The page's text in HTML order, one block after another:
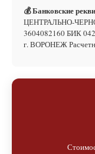
💰 Банковские
ЦЕНТРАЛЬНО-
3604082160 БИК
г. ВОРОНЕЖ